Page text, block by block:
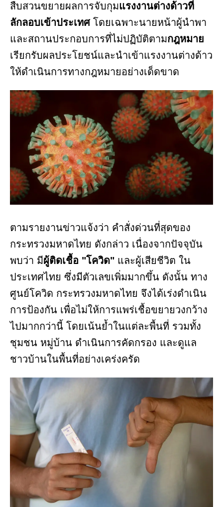
สืบสวนขยายผลการจับกุมแรงงานต่างด้าวที่
ลักลอบเข้าประเทศโดยเฉพาะนายหน้าผู้นำพา
และสถานประกอบการที่ไม่ปฏิบัติตามกฎหมาย
เรียกรับผลประโยชน์และนำเข้าแรงงานต่างด้าว
ให้ดำเนินการทางกฎหมายอย่างเด็ดขาด
ตามรายงานข่าวแจ้งว่า คำสั่งด่วนที่สุดของ
กระทรวงมหาดไทย ดังกล่าว เนื่องจากปัจจุบัน
พบว่า มีผู้ติดเชื้อ "โควิด" และผู้เสียชีวิต ใน
ประเทศไทย ซึ่งมีตัวเลขเพิ่มมากขึ้น ดังนั้น ทาง
ศูนย์โควิด กระทรวงมหาดไทย จึงได้เร่งดำเนิน
การป้องกัน เพื่อไม่ให้การแพร่เชื้อขยายวงกว้าง
ไปมากกว่านี้ โดยเน้นย้ำในแต่ละพื้นที่ รวมทั้ง
ชุมชน หมู่บ้าน ดำเนินการคัดกรอง และดูแล
ชาวบ้านในพื้นที่อย่างเคร่งครัด